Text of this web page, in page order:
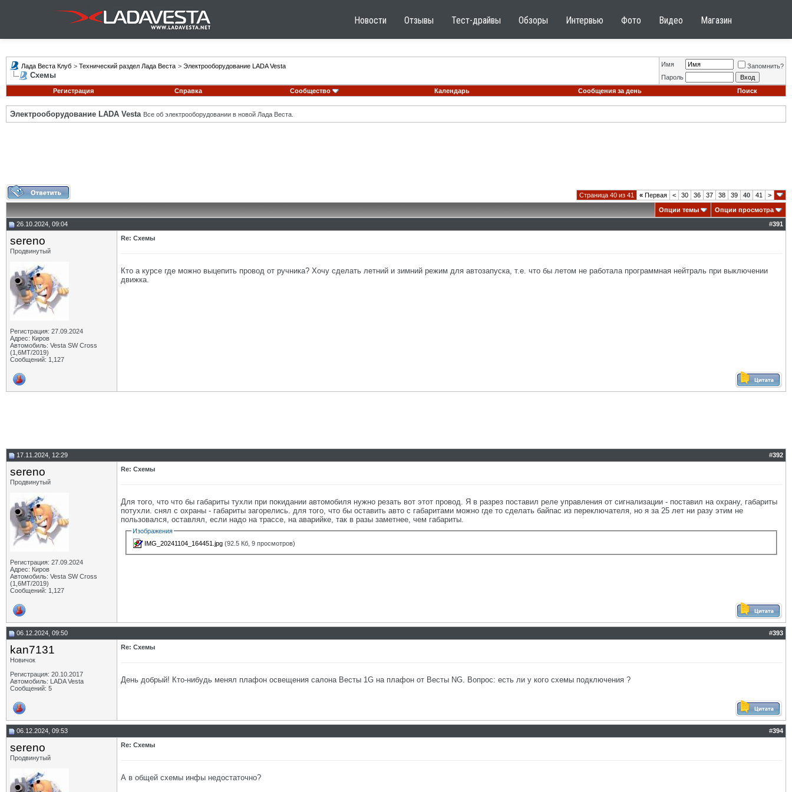
Новости Отзывы Тест-драйвы Обзоры Интервью Фото Видео Магазин
Лада Веста Клуб > Технический раздел Лада Веста > Электрооборудование LADA Vesta
Схемы
Имя
Запомнить?
Пароль
Регистрация
Справка Сообщество Календарь Сообщения за день Поиск
Электрооборудование LADA Vesta Все об электрооборудовании в новой Лада Веста.
Страница 40 из 41 « Первая < 30 36 37 38 39 40 41 >
Опции темы
Опции просмотра
26.10.2024, 09:04
#391
sereno
Продвинутый
Регистрация: 27.09.2024
Адрес: Киров
Автомобиль: Vesta SW Cross
(1,6МТ/2019)
Сообщений: 1,127
Re: Схемы
Кто а курсе где можно выцепить провод от ручника? Хочу сделать летний и зимний режим для автозапуска, т.е. что бы летом не работала программная нейтраль при выключении
движка.
17.11.2024, 12:29 #392
sereno
Продвинутый
Регистрация: 27.09.2024
Адрес: Киров
Автомобиль: Vesta SW Cross
(1,6МТ/2019)
Сообщений: 1,127
Re: Схемы
Для того, что что бы габариты тухли при покидании автомобиля нужно резать вот этот провод. Я в разрез поставил реле управления от сигнализации - поставил на охрану, габариты
потухли. снял с охраны - габариты загорелись. для того, что бы оставить авто с габаритами можно где то сделать байпас из переключателя, но я за 25 лет ни разу этим не
пользовался, оставлял, если надо на трассе, на аварийке, так в разы заметнее, чем габариты.
Изображения
IMG_20241104_164451.jpg (92.5 Кб, 9 просмотров)
06.12.2024, 09:50 #393
kan7131
Новичок
Регистрация: 20.10.2017
Автомобиль: LADA Vesta
Сообщений: 5
Re: Схемы
День добрый! Кто-нибудь менял плафон освещения салона Весты 1G на плафон от Весты NG. Вопрос: есть ли у кого схемы подключения ?
06.12.2024, 09:53 #394
sereno
Продвинутый
Re: Схемы
А в общей схемы инфы недостаточно?